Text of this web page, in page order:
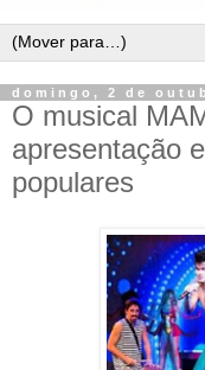
domingo, 2 de
O musical
apresentação
populares